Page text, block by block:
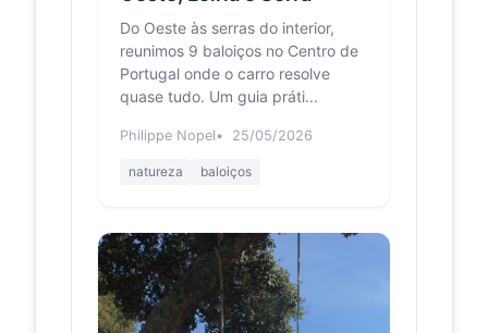
Do Oeste às serras do interior,
reunimos 9 baloiços no Centro de
Portugal onde o carro resolve
quase tudo. Um guia práti...
Philippe Nopel 25/05/2026
natureza baloiços